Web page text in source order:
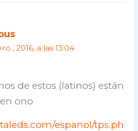
, 2016, a las 13:04
de estos (latinos) están
ono
espanol/tps.ph